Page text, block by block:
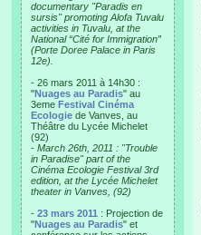
documentary "Paradis en
sursis" promoting Alofa Tuvalu
activities in Tuvalu, at the
National “Cité for Immigration”
(Porte Doree Palace in Paris
12e).
- 26 mars 2011 à 14h30 :
"Nuages au Paradis" au
3eme Festival Cinéma
Ecologie de Vanves, au
Théâtre du Lycée Michelet
(92)
- March 26th, 2011 : "Trouble
in Paradise" part of the
Cinéma Ecologie Festival 3rd
edition, at the Lycée Michelet
theater in Vanves, (92)
- 23 mars 2011 : Projection de
"Nuages au Paradis" et